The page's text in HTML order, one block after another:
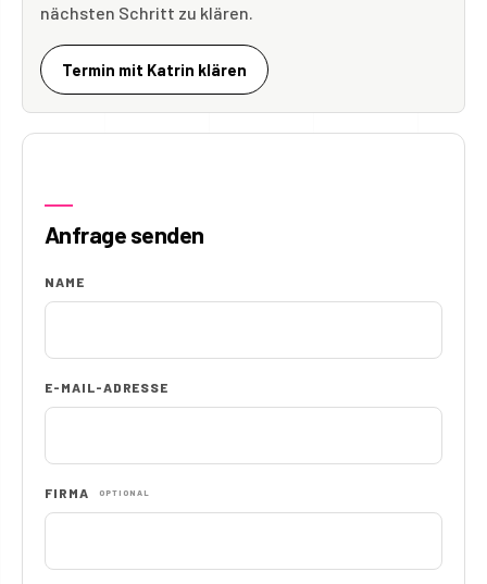
nächsten Schritt zu klären.
Termin mit Katrin klären
Anfrage senden
NAME
E-MAIL-ADRESSE
FIRMA OPTIONAL